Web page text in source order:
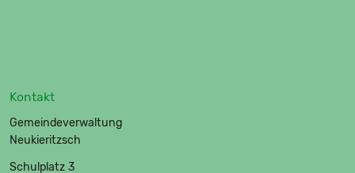
Kontakt
Gemeindeverwaltung
Neukieritzsch
Schulplatz 3